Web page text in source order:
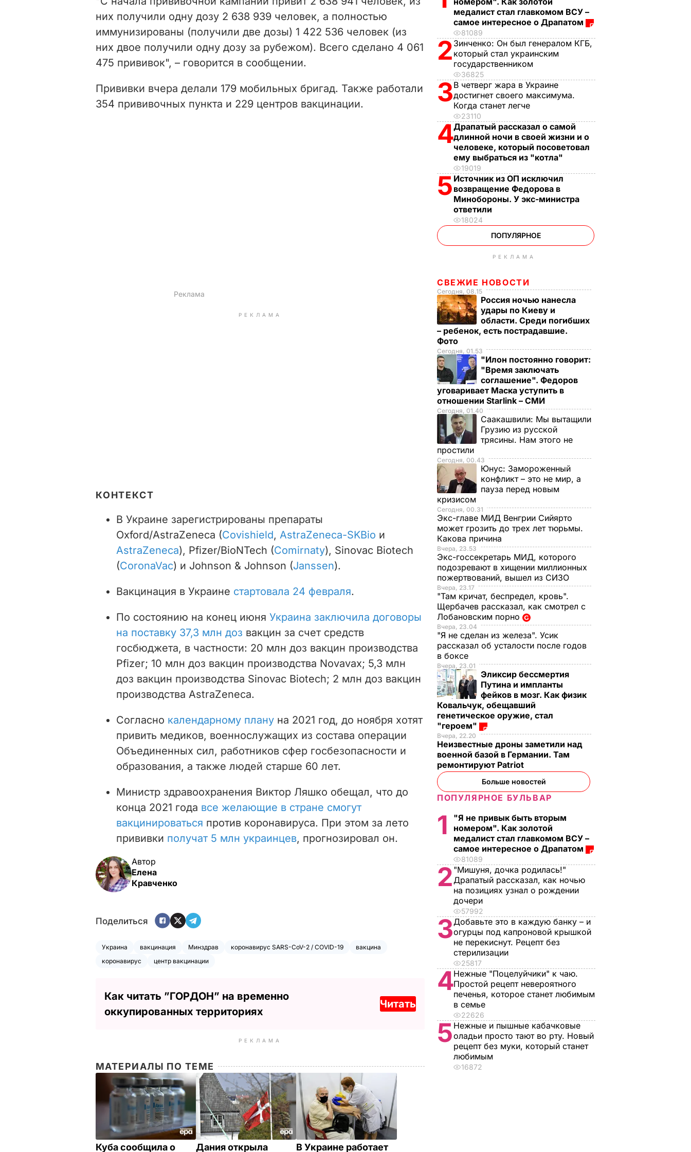
i
d
e
o
них получили одну дозу 2 638 939 человек, а полностью
иммунизированы (получили две дозы) 1 422 536 человек (из
них двое получили одну дозу за рубежом). Всего сделано 4 061
475 прививок", – говорится в сообщении.
Прививки вчера делали 179 мобильных бригад. Также работали
354 прививочных пункта и 229 центров вакцинации.
РЕКЛАМА
КОНТЕКСТ
В Украине зарегистрированы препараты
Oxford/AstraZeneca (Covishield, AstraZeneca-SKBio и
AstraZeneca), Pfizer/BioNTech (Comirnaty), Sinovac Biotech
(CoronaVac) и Johnson & Johnson (Janssen).
Вакцинация в Украине стартовала 24 февраля.
По состоянию на конец июня Украина заключила договоры
на поставку 37,3 млн доз вакцин за счет средств
госбюджета, в частности: 20 млн доз вакцин производства
Pfizer; 10 млн доз вакцин производства Novavax; 5,3 млн
доз вакцин производства Sinovac Biotech; 2 млн доз вакцин
производства AstraZeneca.
Согласно календарному плану на 2021 год, до ноября хотят
привить медиков, военнослужащих из состава операции
Объединенных сил, работников сфер госбезопасности и
образования, а также людей старше 60 лет.
Министр здравоохранения Виктор Ляшко обещал, что до
конца 2021 года все желающие в стране смогут
вакцинироваться против коронавируса. При этом за лето
прививки получат 5 млн украинцев, прогнозировал он.
Автор
Елена
Кравченко
Поделиться
Украина вакцинация Минздрав коронавирус SARS-CoV-2 / COVID-19
вакцина
коронавирус
центр вакцинации
Как читать ”ГОРДОН” на временно
оккупированных территориях
Читать
РЕКЛАМА
МАТЕРИАЛЫ ПО ТЕМЕ
Куба сообщила о Дания открыла В Украине работает
медалист стал главкомом ВСУ –
самое интересное о Драпатом
81089
2 Зинченко: Он был генералом КГБ,
который стал украинским
государственником
36825
3В четверг жара в Украине
достигнет своего максимума.
Когда станет легче
23110
4Драпатый рассказал о самой
длинной ночи в своей жизни и о
человеке, который посоветовал
ему выбраться из "котла"
19019
5 Источник из ОП исключил
возвращение Федорова в
Минобороны. У экс-министра
ответили
18024
ПОПУЛЯРНОЕ
РЕКЛАМА
СВЕЖИЕ НОВОСТИ
Сегодня, 08.15
Россия ночью нанесла
удары по Киеву и
области. Среди погибших
– ребенок, есть пострадавшие.
Фото
Сегодня, 01.53
"Илон постоянно говорит:
"Время заключать
соглашение". Федоров
уговаривает Маска уступить в
отношении Starlink – СМИ
Сегодня, 01.40
Саакашвили: Мы вытащили
Грузию из русской
трясины. Нам этого не
простили
Сегодня, 00.43
Юнус: Замороженный
конфликт – это не мир, а
пауза перед новым
кризисом
Сегодня, 00.31
Экс-главе МИД Венгрии Сийярто
может грозить до трех лет тюрьмы.
Какова причина
Вчера, 23.53
Экс-госсекретарь МИД, которого
подозревают в хищении миллионных
пожертвований, вышел из СИЗО
Вчера, 23.17
"Там кричат, беспредел, кровь".
Щербачев рассказал, как смотрел с
Лобановским порно
Вчера, 23.04
"Я не сделан из железа". Усик
рассказал об усталости после годов
в боксе
Вчера, 23.01
Эликсир бессмертия
Путина и импланты
фейков в мозг. Как физик
Ковальчук, обещавший
генетическое оружие, стал
"героем"
Вчера, 22.20
Неизвестные дроны заметили над
военной базой в Германии. Там
ремонтируют Patriot
Больше новостей
ПОПУЛЯРНОЕ БУЛЬВАР
1
"Я не привык быть вторым
номером". Как золотой
медалист стал главкомом ВСУ –
самое интересное о Драпатом
81089
2 "Мишуня, дочка родилась!"
Драпатый рассказал, как ночью
на позициях узнал о рождении
дочери
57992
3Добавьте это в каждую банку – и
огурцы под капроновой крышкой
не перекиснут. Рецепт без
стерилизации
25817
4Нежные "Поцелуйчики" к чаю.
Простой рецепт невероятного
печенья, которое станет любимым
в семье
22626
5 Нежные и пышные кабачковые
оладьи просто тают во рту. Новый
рецепт без муки, который станет
любимым
16872